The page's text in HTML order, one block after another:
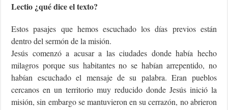
Lectio ¿qué dice el texto?
Estos pasajes que hemos escuchado los días previos están
dentro del sermón de la misión.
Jesús comenzó a acusar a las ciudades donde había hecho
milagros porque sus habitantes no se habían arrepentido, no
habían escuchado el mensaje de su palabra. Eran pueblos
cercanos en un territorio muy reducido donde Jesús inició la
misión, sin embargo se mantuvieron en su cerrazón, no abrieron